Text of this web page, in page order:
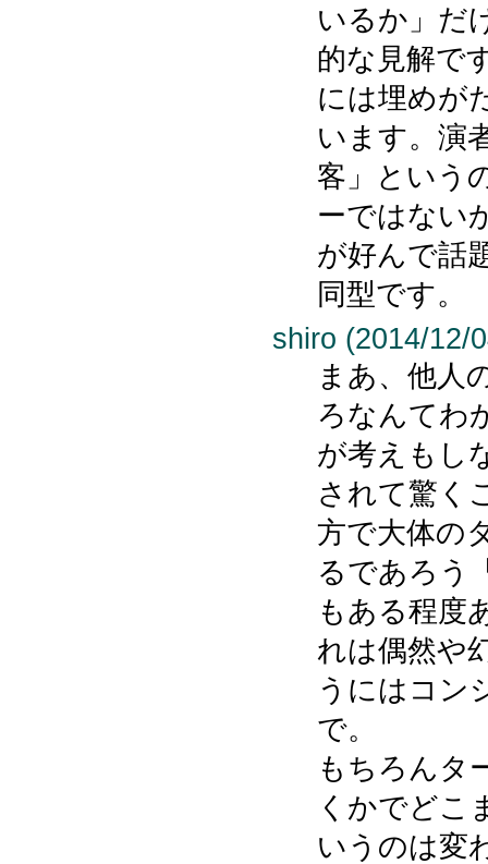
いるか」だ
的な見解で
には埋めが
います。演
客」という
ーではない
が好んで話
同型です。
shiro (2014/12/
まあ、他人
ろなんてわ
が考えもし
されて驚く
方で大体の
るであろう
もある程度
れは偶然や
うにはコン
で。
もちろんタ
くかでどこ
いうのは変